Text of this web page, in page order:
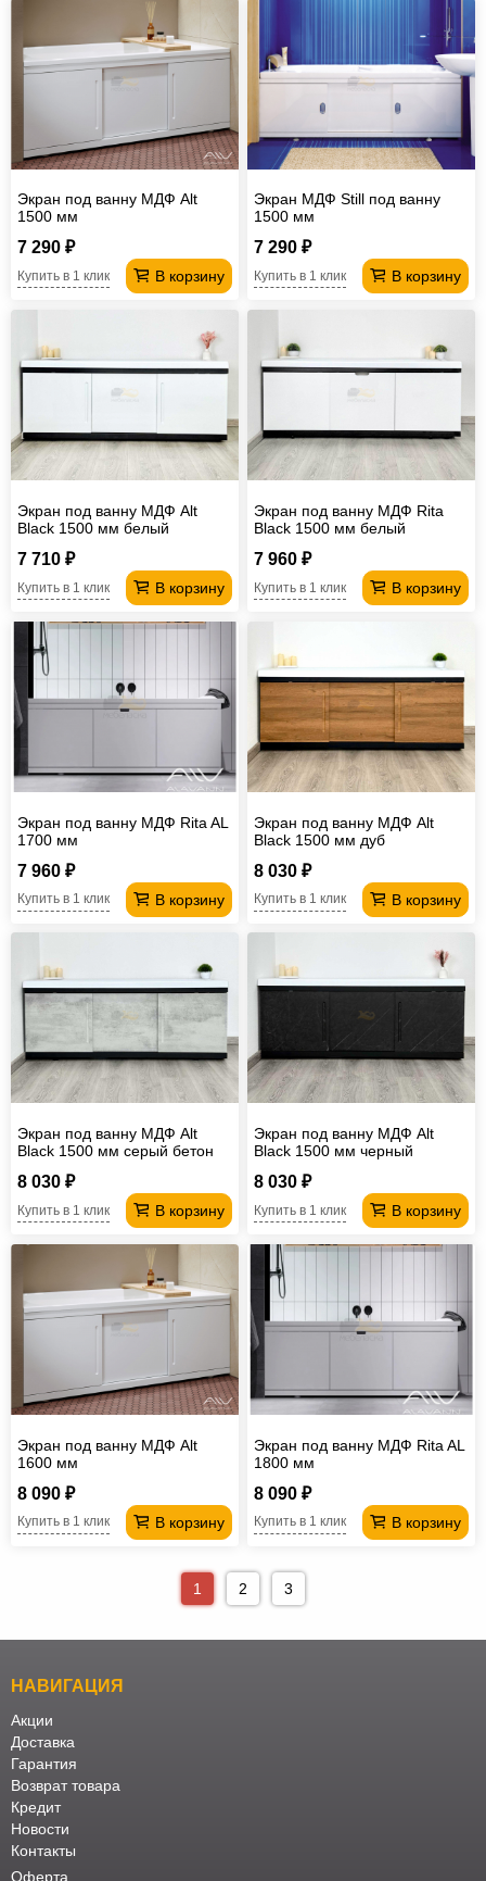
Экран под ванну МДФ Alt
1500 мм
7 290 ₽
В корзину
Купить в 1 клик
Экран МДФ Still под ванну
1500 мм
7 290 ₽
В корзину
Купить в 1 клик
Экран под ванну МДФ Alt
Black 1500 мм белый
7 710 ₽
В корзину
Купить в 1 клик
Экран под ванну МДФ Rita
Black 1500 мм белый
7 960 ₽
В корзину
Купить в 1 клик
Экран под ванну МДФ Rita AL
1700 мм
7 960 ₽
В корзину
Купить в 1 клик
Экран под ванну МДФ Alt
Black 1500 мм дуб
8 030 ₽
В корзину
Купить в 1 клик
Экран под ванну МДФ Alt
Black 1500 мм серый бетон
8 030 ₽
В корзину
Купить в 1 клик
Экран под ванну МДФ Alt
Black 1500 мм черный
8 030 ₽
В корзину
Купить в 1 клик
Экран под ванну МДФ Alt
1600 мм
8 090 ₽
В корзину
Купить в 1 клик
Экран под ванну МДФ Rita AL
1800 мм
8 090 ₽
В корзину
Купить в 1 клик
1 2 3
НАВИГАЦИЯ
Акции
Доставка
Гарантия
Возврат товара
Кредит
Новости
Контакты
Оферта